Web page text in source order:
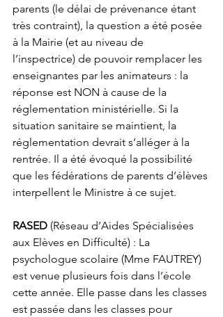
parents (le délai de prévenance étant
très contraint), la question a été posée
à la Mairie (et au niveau de
l’inspectrice) de pouvoir remplacer les
enseignantes par les animateurs : la
réponse est NON à cause de la
réglementation ministérielle. Si la
situation sanitaire se maintient, la
réglementation devrait s’alléger à la
rentrée. Il a été évoqué la possibilité
que les fédérations de parents d’élèves
interpellent le Ministre à ce sujet.
RASED (Réseau d’Aides Spécialisées
aux Elèves en Difficulté) : La
psychologue scolaire (Mme FAUTREY)
est venue plusieurs fois dans l’école
cette année. Elle passe dans les classes
est passée dans les classes pour